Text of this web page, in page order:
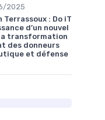
2025
: Do iT
d’un nouvel
transformation
des donneurs
et défense